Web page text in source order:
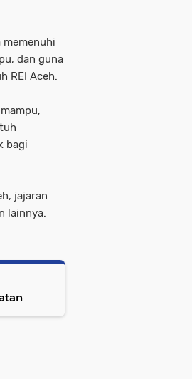
dan guna
REI Aceh.
bagi
jajaran
lainnya.